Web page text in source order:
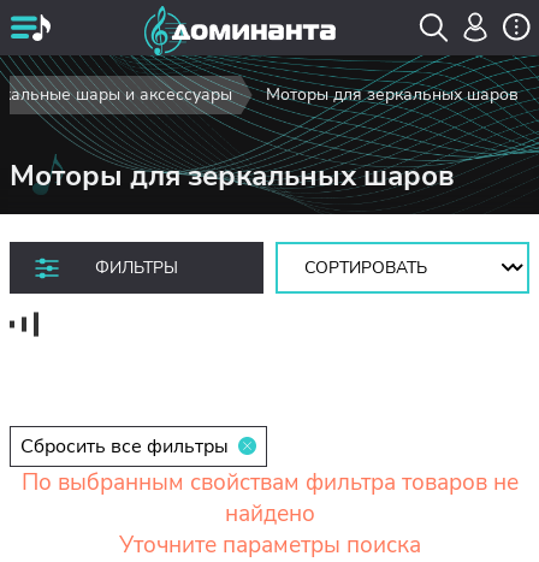
шары и аксессуары Моторы для зеркальных шаров
Моторы для зеркальных шаров
ФИЛЬТРЫ
Сортировать:
Сбросить все фильтры
По выбранным свойствам фильтра товаров не
найдено
Уточните параметры поиска